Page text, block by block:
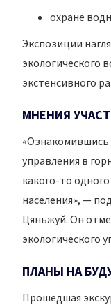
охране
Экспозиции
экологического
экстенсивного
МНЕНИЯ
«Ознакомившись
управления в
какого-то
населения», —
Цяньжуй. Он
экологического
ПЛАНЫ НА
Прошедшая